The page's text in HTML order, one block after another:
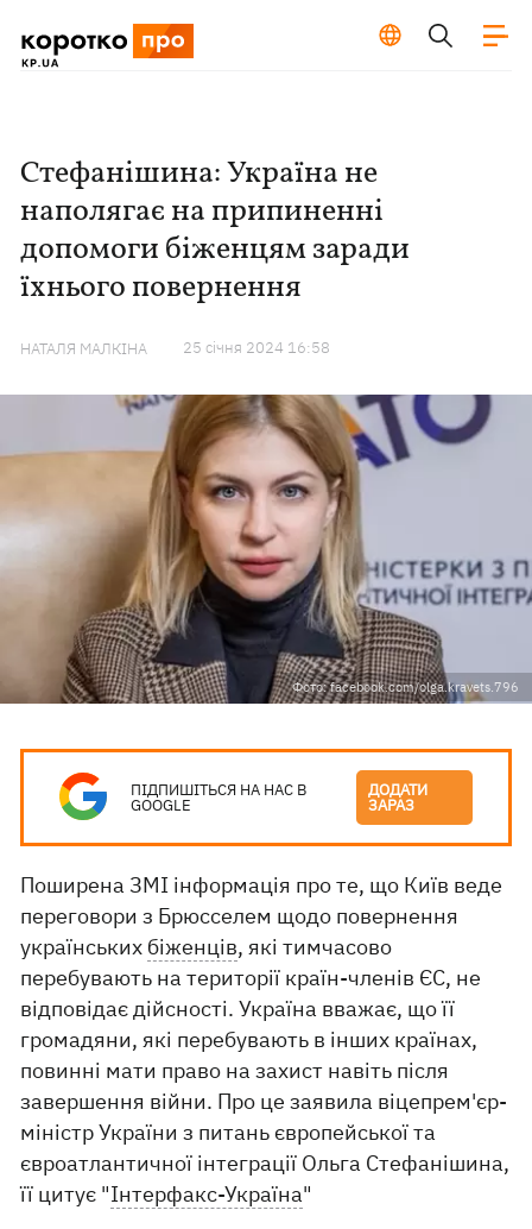
Стефанішина: Україна не
наполягає на припиненні
допомоги біженцям заради
їхнього повернення
НАТАЛЯ МАЛКІНА 25 сiчня 2024 16:58
Фото: facebook.com/olga.kravets.796
ПІДПИШІТЬСЯ НА НАС В
GOOGLE
ДОДАТИ
ЗАРАЗ
Поширена ЗМІ інформація про те, що Київ веде
переговори з Брюсселем щодо повернення
українських біженців, які тимчасово
перебувають на території країн-членів ЄС, не
відповідає дійсності. Україна вважає, що її
громадяни, які перебувають в інших країнах,
повинні мати право на захист навіть після
завершення війни. Про це заявила віцепрем'єр-
міністр України з питань європейської та
євроатлантичної інтеграції Ольга Стефанішина,
її цитує "Інтерфакс-Україна"